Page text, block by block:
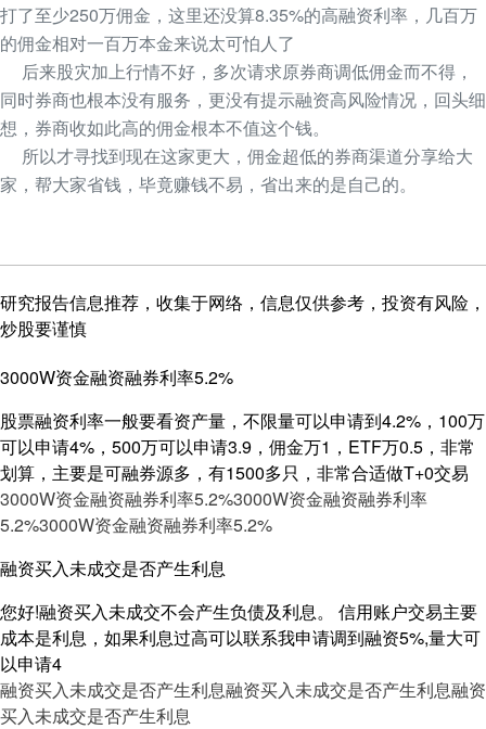
打了至少250万佣金，这里还没算8.35%的高融资利率，几百万
的佣金相对一百万本金来说太可怕人了
后来股灾加上行情不好，多次请求原券商调低佣金而不得，
同时券商也根本没有服务，更没有提示融资高风险情况，回头细
想，券商收如此高的佣金根本不值这个钱。
所以才寻找到现在这家更大，佣金超低的券商渠道分享给大
家，帮大家省钱，毕竟赚钱不易，省出来的是自己的。
研究报告信息推荐，收集于网络，信息仅供参考，投资有风险，
炒股要谨慎
3000W资金融资融券利率5.2%
股票融资利率一般要看资产量，不限量可以申请到4.2%，100万
可以申请4%，500万可以申请3.9，佣金万1，ETF万0.5，非常
划算，主要是可融券源多，有1500多只，非常合适做T+0交易
3000W资金融资融券利率5.2%3000W资金融资融券利率
5.2%3000W资金融资融券利率5.2%
融资买入未成交是否产生利息
您好!融资买入未成交不会产生负债及利息。 信用账户交易主要
成本是利息，如果利息过高可以联系我申请调到融资5%,量大可
以申请4
融资买入未成交是否产生利息融资买入未成交是否产生利息融资
买入未成交是否产生利息